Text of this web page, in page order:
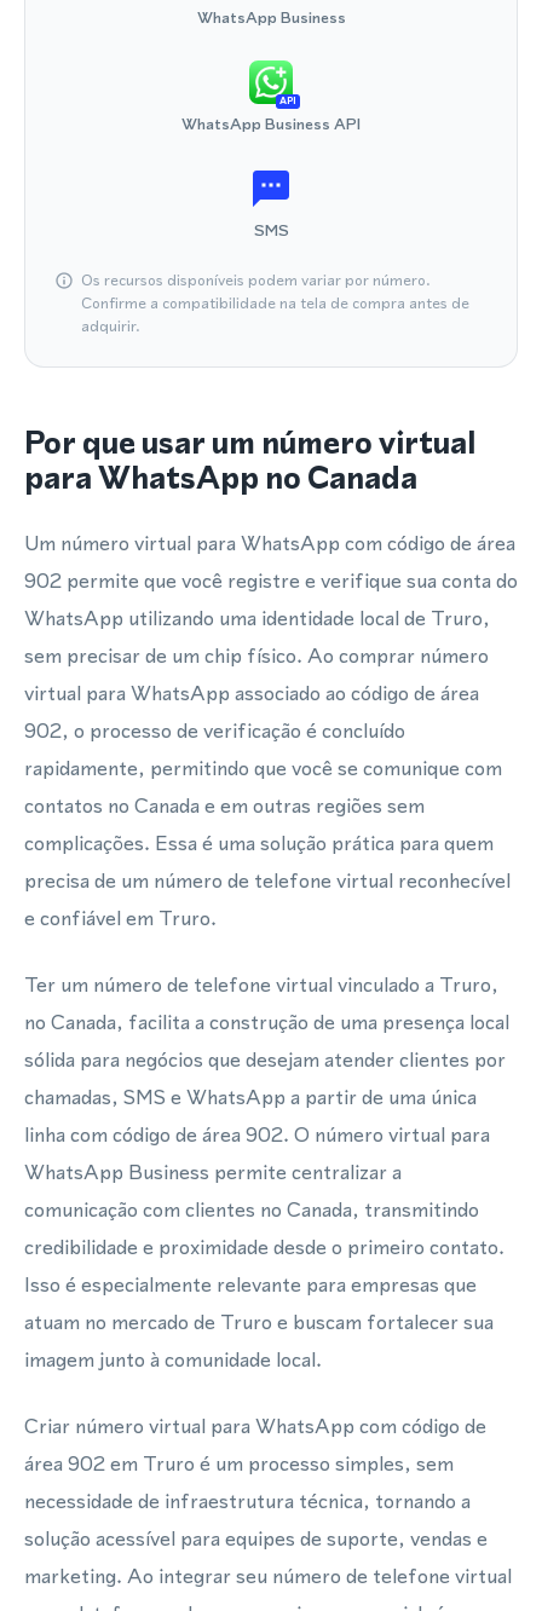
WhatsApp Business
API
WhatsApp Business API
SMS
Os recursos disponíveis podem variar por número.
Confirme a compatibilidade na tela de compra antes de
adquirir.
Por que usar um número virtual
para WhatsApp no Canada
Um número virtual para WhatsApp com código de área
902 permite que você registre e verifique sua conta do
WhatsApp utilizando uma identidade local de Truro,
sem precisar de um chip físico. Ao comprar número
virtual para WhatsApp associado ao código de área
902, o processo de verificação é concluído
rapidamente, permitindo que você se comunique com
contatos no Canada e em outras regiões sem
complicações. Essa é uma solução prática para quem
precisa de um número de telefone virtual reconhecível
e confiável em Truro.
Ter um número de telefone virtual vinculado a Truro,
no Canada, facilita a construção de uma presença local
sólida para negócios que desejam atender clientes por
chamadas, SMS e WhatsApp a partir de uma única
linha com código de área 902. O número virtual para
WhatsApp Business permite centralizar a
comunicação com clientes no Canada, transmitindo
credibilidade e proximidade desde o primeiro contato.
Isso é especialmente relevante para empresas que
atuam no mercado de Truro e buscam fortalecer sua
imagem junto à comunidade local.
Criar número virtual para WhatsApp com código de
área 902 em Truro é um processo simples, sem
necessidade de infraestrutura técnica, tornando a
solução acessível para equipes de suporte, vendas e
marketing. Ao integrar seu número de telefone virtual